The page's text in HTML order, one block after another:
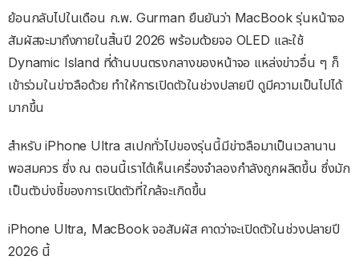
ย้อนกลับไปในเดือน ก.พ. Gurman ยืนยันว่า MacBook รุ่นหน้าจอ
สัมผัสจะมาถึงภายในสิ้นปี 2026 พร้อมด้วยจอ OLED และใช้
Dynamic Island ที่ด้านบนตรงกลางของหน้าจอ แหล่งข่าวอื่น ๆ ก็
เข้าร่วมในข่าวลือด้วย ทำให้การเปิดตัวในช่วงปลายปี ดูมีความเป็นไปได้
มากขึ้น
สำหรับ iPhone Ultra สเปกทั่วไปของรุ่นนี้มีข่าวลือมาเป็นเวลานาน
พอสมควร ซึ่ง ณ ตอนนี้เราได้เห็นเครื่องจำลองกำลังถูกผลิตขึ้น ซึ่งมัก
เป็นตัวบ่งชี้ของการเปิดตัวที่ใกล้จะเกิดขึ้น
iPhone Ultra, MacBook จอสัมผัส คาดว่าจะเปิดตัวในช่วงปลายปี
2026 นี้